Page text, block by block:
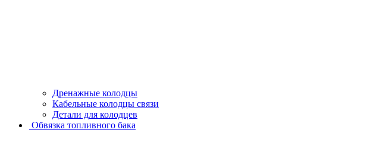
Дренажные колодцы
Кабельные колодцы связи
Детали для колодцев
Обвязка топливного бака